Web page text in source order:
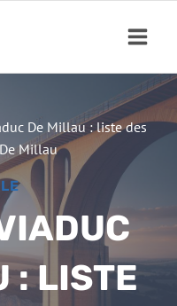
De Millau : liste des
Millau
: LISTE